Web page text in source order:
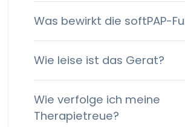
Was bewirkt die softPAP-
Wie leise ist das Gerat?
Wie verfolge ich meine
Therapietreue?